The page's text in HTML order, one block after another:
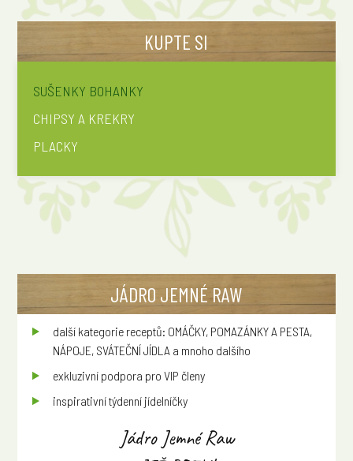
KUPTE SI
SUŠENKY BOHANKY
CHIPSY A KREKRY
PLACKY
JÁDRO JEMNÉ RAW
další kategorie receptů: OMÁČKY, POMAZÁNKY A PESTA,
NÁPOJE, SVÁTEČNÍ JÍDLA a mnoho dalšího
exkluzivní podpora pro VIP členy
inspirativní týdenní jídelníčky
Jádro Jemné Raw